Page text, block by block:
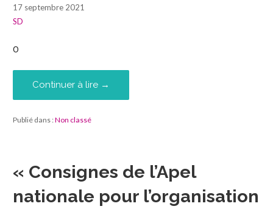
17 septembre 2021
SD
0
Continuer à lire →
Publié dans :Non classé
« Consignes de l’Apel
nationale pour l’organisation